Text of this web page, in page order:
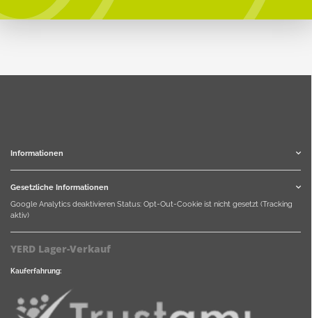
Informationen
Gesetzliche Informationen
Google Analytics deaktivieren Status: Opt-Out-Cookie ist nicht gesetzt (Tracking
aktiv)
YERD Lager-Verkauf
Kauferfahrung: